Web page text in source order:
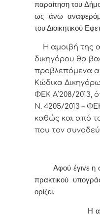
παραίτηση του
ως άνω
του Διοικητικού
Η αμοιβή της
δικηγόρου θα
προβλεπόμενα
Κώδικα
ΦΕΚ Α΄208/2013,
Ν. 4205/2013 –
καθώς και από
που τον
Αφoύ έγιvε η
πρακτικoύ
oρίζει.
Η αvωτέρω